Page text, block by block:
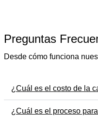
Preguntas
Desde cómo funciona
¿Cuál es el costo de la
¿Cuál es el proceso